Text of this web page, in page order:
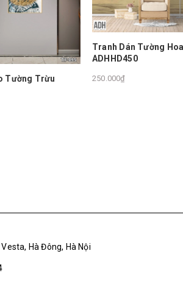
Tranh Dán Tường Hoa Đào
ADHHD450
Hà Đông, Hà Nội